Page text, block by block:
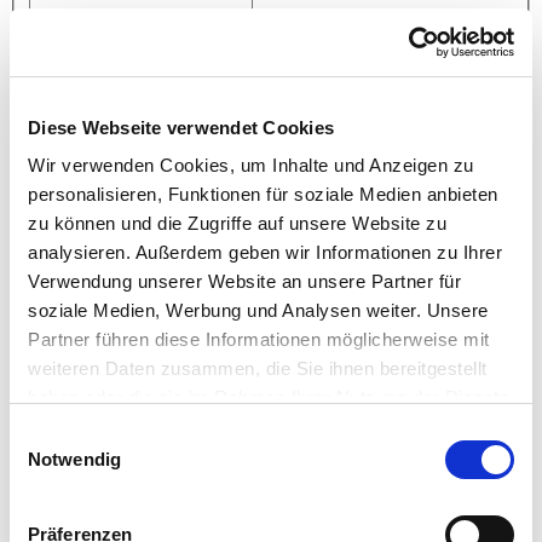
Diese Webseite verwendet Cookies
Wir verwenden Cookies, um Inhalte und Anzeigen zu
personalisieren, Funktionen für soziale Medien anbieten
zu können und die Zugriffe auf unsere Website zu
analysieren. Außerdem geben wir Informationen zu Ihrer
Verwendung unserer Website an unsere Partner für
soziale Medien, Werbung und Analysen weiter. Unsere
Partner führen diese Informationen möglicherweise mit
weiteren Daten zusammen, die Sie ihnen bereitgestellt
Notwendig
Präferenzen
GPM-MITGLIEDSCHAFT
Persönliches GPM-Mitglied *
GPM-Firmenmitglied*
Ja
Nein
Mitgliedsnummer
Konditionen
Seminarskript, Blöcke, Stifte, Fotoprotokolle, Übungsmaterial,
Warm- und Kaltgetränke, übliche Pausenverpflegung sowie die